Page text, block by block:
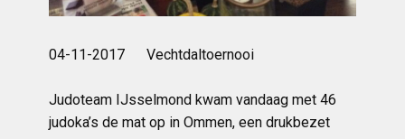
04-11-2017 Vechtdaltoernooi
Judoteam IJsselmond kwam vandaag met 46
judoka’s de mat op in Ommen, een drukbezet